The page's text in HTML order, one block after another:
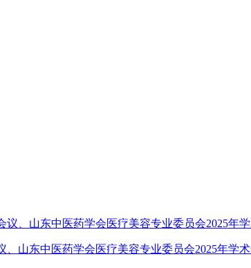
山东中医药学会医疗美容专业委员会2025年学